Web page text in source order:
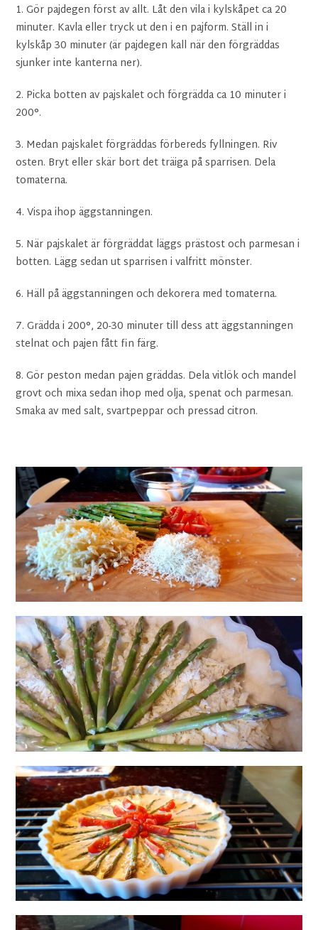
1. Gör pajdegen först av allt. Låt den vila i kylskåpet ca 20
minuter. Kavla eller tryck ut den i en pajform. Ställ in i
kylskåp 30 minuter (är pajdegen kall när den förgräddas
sjunker inte kanterna ner).
2. Picka botten av pajskalet och förgrädda ca 10 minuter i
200°.
3. Medan pajskalet förgräddas förbereds fyllningen. Riv
osten. Bryt eller skär bort det träiga på sparrisen. Dela
tomaterna.
4. Vispa ihop äggstanningen.
5. När pajskalet är förgräddat läggs prästost och parmesan i
botten. Lägg sedan ut sparrisen i valfritt mönster.
6. Häll på äggstanningen och dekorera med tomaterna.
7. Grädda i 200°, 20-30 minuter till dess att äggstanningen
stelnat och pajen fått fin färg.
8. Gör peston medan pajen gräddas. Dela vitlök och mandel
grovt och mixa sedan ihop med olja, spenat och parmesan.
Smaka av med salt, svartpeppar och pressad citron.